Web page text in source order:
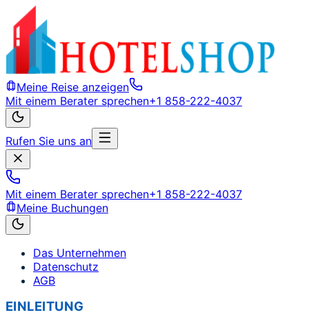
Meine Reise anzeigen
Mit einem Berater sprechen+1 858-222-4037
Rufen Sie uns an
Mit einem Berater sprechen+1 858-222-4037
Meine Buchungen
Das Unternehmen
Datenschutz
AGB
EINLEITUNG